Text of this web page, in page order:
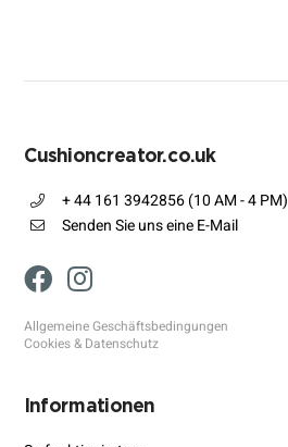
Cushioncreator.co.uk
+ 44 161 3942856 (10 AM - 4 PM)
Senden Sie uns eine E-Mail
Allgemeine Geschäftsbedingungen
Cookies & Datenschutz
Informationen